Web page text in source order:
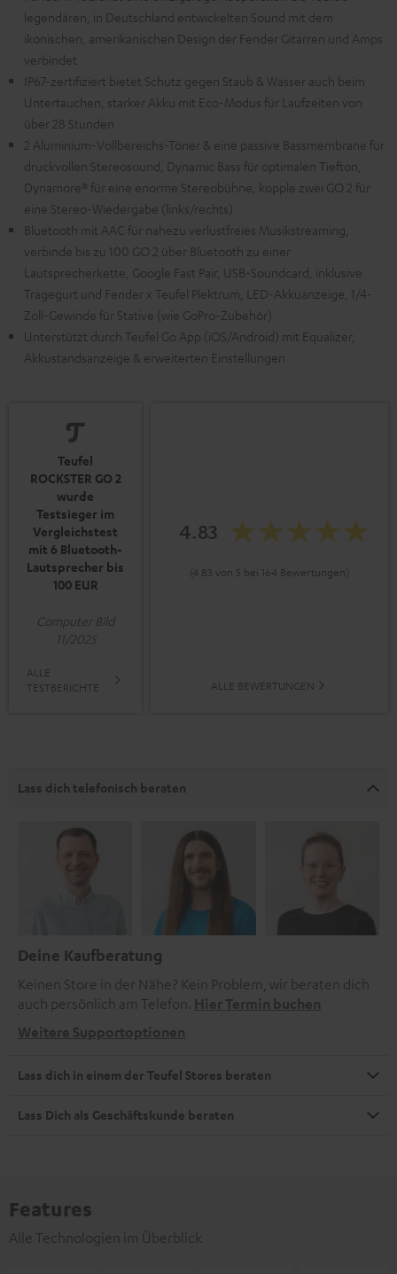
legendären, in Deutschland entwickelten Sound mit dem
ikonischen, amerikanischen Design der Fender Gitarren und Amps
verbindet
IP67-zertifiziert bietet Schutz gegen Staub & Wasser auch beim
Untertauchen, starker Akku mit Eco-Modus für Laufzeiten von
über 28 Stunden
2 Aluminium-Vollbereichs-Töner & eine passive Bassmembrane für
druckvollen Stereosound, Dynamic Bass für optimalen Tiefton,
Dynamore® für eine enorme Stereobühne, kopple zwei GO 2 für
eine Stereo-Wiedergabe (links/rechts)
Bluetooth mit AAC für nahezu verlustfreies Musikstreaming,
verbinde bis zu 100 GO 2 über Bluetooth zu einer
Lautsprecherkette, Google Fast Pair, USB-Soundcard, inklusive
Tragegurt und Fender x Teufel Plektrum, LED-Akkuanzeige, 1/4-
Zoll-Gewinde für Stative (wie GoPro-Zubehör)
Unterstützt durch Teufel Go App (iOS/Android) mit Equalizer,
Akkustandsanzeige & erweiterten Einstellungen
Teufel
ROCKSTER GO 2
wurde
Testsieger im
Vergleichstest
mit 6 Bluetooth-
Lautsprecher bis
100 EUR
Computer Bild
11/2025
ALLE
TESTBERICHTE
4.83
(4.83 von 5 bei 164 Bewertungen)
ALLE BEWERTUNGEN
Lass dich telefonisch beraten
Deine Kaufberatung
Keinen Store in der Nähe? Kein Problem, wir beraten dich
auch persönlich am Telefon. Hier Termin buchen
Weitere Supportoptionen
Lass dich in einem der Teufel Stores beraten
Lass Dich als Geschäftskunde beraten
Features
Alle Technologien im Überblick